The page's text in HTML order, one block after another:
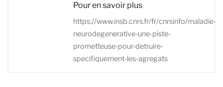
Pour en savoir plus
https://www.insb.cnrs.fr/fr/cnrsinfo/maladie-
neurodegenerative-une-piste-
prometteuse-pour-detruire-
specifiquement-les-agregats